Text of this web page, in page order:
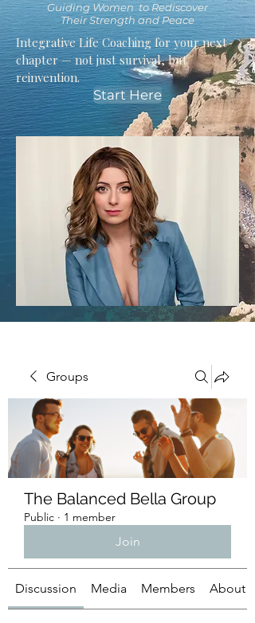
Guiding Women to Rediscover
Their Strength and Peace
Integrative Life Coaching for your next
chapter — not just survival, but
reinvention.
Start Here
Groups
The Balanced Bella Group
Public · 1 member
Join
Discussion Media Members About